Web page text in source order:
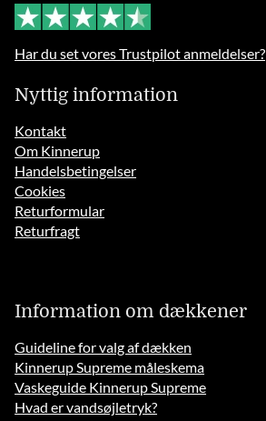
Har du set vores Trustpilot anmeldelser?
Nyttig information
Kontakt
Om Kinnerup
Handelsbetingelser
Cookies
Returformular
Returfragt
Information om dækkener
Guideline for valg af dækken
Kinnerup Supreme måleskema
Vaskeguide Kinnerup Supreme
Hvad er vandsøjletryk?